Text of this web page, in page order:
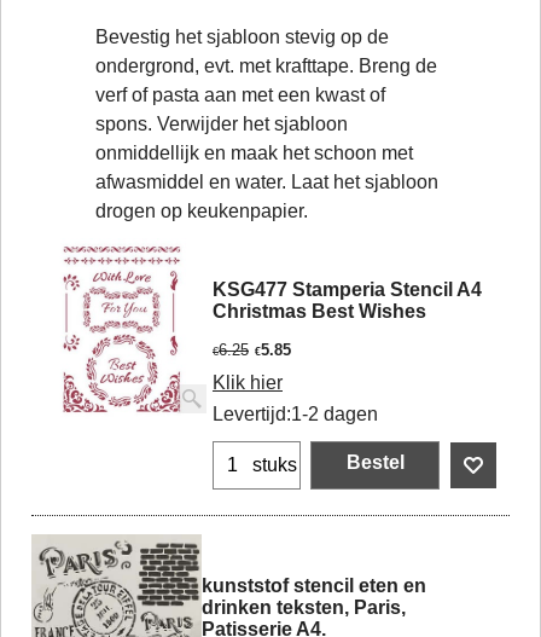
Bevestig het sjabloon stevig op de
ondergrond, evt. met krafttape. Breng de
verf of pasta aan met een kwast of
spons. Verwijder het sjabloon
onmiddellijk en maak het schoon met
afwasmiddel en water. Laat het sjabloon
drogen op keukenpapier.
KSG477 Stamperia Stencil A4
Christmas Best Wishes
€6.25 €5.85
Klik hier
Levertijd:1-2 dagen
stuks Bestel
kunststof stencil eten en
drinken teksten, Paris,
Patisserie A4.